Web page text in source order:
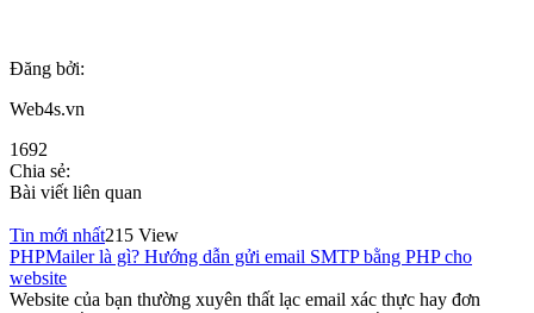
Đăng bởi:
Web4s.vn
1692
Chia sẻ:
Bài viết liên quan
Tin mới nhất215 View
PHPMailer là gì? Hướng dẫn gửi email SMTP bằng PHP cho
website
Website của bạn thường xuyên thất lạc email xác thực hay đơn